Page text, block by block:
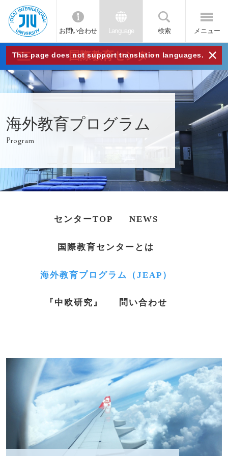
JIU
城西
大学
お問い合わせ Language 検索 メニュー
This page does not support translation languages. ×
国際教育センター
海外教育プログラム
Program
センターTOP NEWS
国際教育センターとは
海外教育プログラム（JEAP）
『中欧研究』 問い合わせ